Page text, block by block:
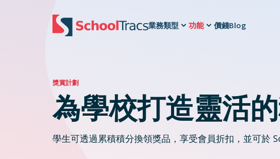
業務類型 功能 價錢Blog
獎賞計劃
為學校打造靈活
學生可透過累積積分換領獎品，享受會員折扣，並可於